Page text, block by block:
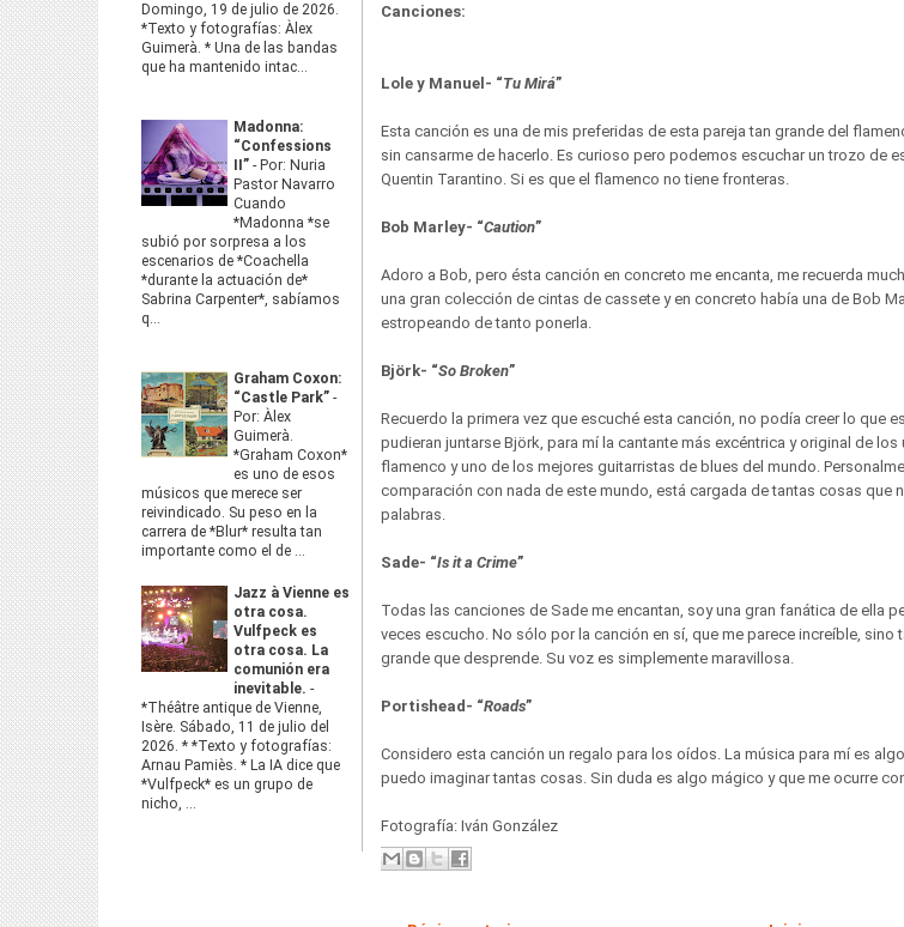
Domingo, 19 de julio de 2026.
*Texto y fotografías: Àlex
Guimerà. * Una de las bandas
que ha mantenido intac...
Madonna:
“Confessions
II” - Por: Nuria
Pastor Navarro
Cuando
*Madonna *se
subió por sorpresa a los
escenarios de *Coachella
*durante la actuación de*
Sabrina Carpenter*, sabíamos
q...
Graham Coxon:
“Castle Park” -
Por: Àlex
Guimerà.
*Graham Coxon*
es uno de esos
músicos que merece ser
reivindicado. Su peso en la
carrera de *Blur* resulta tan
importante como el de ...
Jazz à Vienne es
otra cosa.
Vulfpeck es
otra cosa. La
comunión era
inevitable. -
*Théâtre antique de Vienne,
Isère. Sábado, 11 de julio del
2026. * *Texto y fotografías:
Arnau Pamiès. * La IA dice que
*Vulfpeck* es un grupo de
nicho, ...
Canciones:
Lole y Manuel- “Tu Mirá”
Esta canción es una de mis preferidas de esta pareja tan grande del
sin cansarme de hacerlo. Es curioso pero podemos escuchar un trozo de
Quentin Tarantino. Si es que el flamenco no tiene fronteras.
Bob Marley- “Caution”
Adoro a Bob, pero ésta canción en concreto me encanta, me recuerda
una gran colección de cintas de cassete y en concreto había una de Bob
estropeando de tanto ponerla.
Björk- “So Broken”
Recuerdo la primera vez que escuché esta canción, no podía creer lo que
pudieran juntarse Björk, para mí la cantante más excéntrica y original de
flamenco y uno de los mejores guitarristas de blues del mundo.
comparación con nada de este mundo, está cargada de tantas cosas que
palabras.
Sade- “Is it a Crime”
Todas las canciones de Sade me encantan, soy una gran fanática de ella
veces escucho. No sólo por la canción en sí, que me parece increíble, sino
grande que desprende. Su voz es simplemente maravillosa.
Portishead- “Roads”
Considero esta canción un regalo para los oídos. La música para mí es
puedo imaginar tantas cosas. Sin duda es algo mágico y que me ocurre
Fotografía: Iván González